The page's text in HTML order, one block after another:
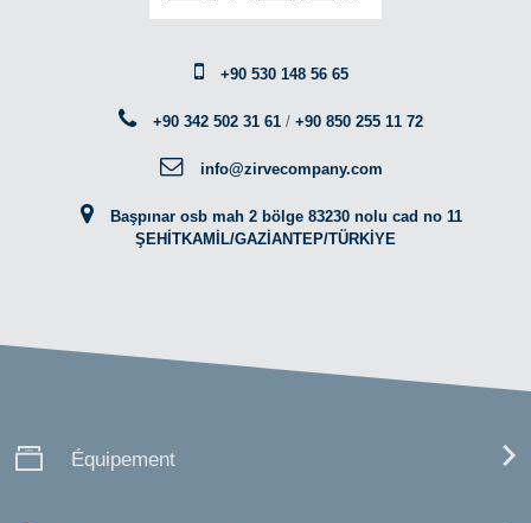
+90 530 148 56 65
+90 342 502 31 61 /+90 850 255 11 72
info@zirvecompany.com
Başpınar osb mah 2 bölge 83230 nolu cad no 11
ŞEHİTKAMİL/GAZİANTEP/TÜRKİYE
Équipement